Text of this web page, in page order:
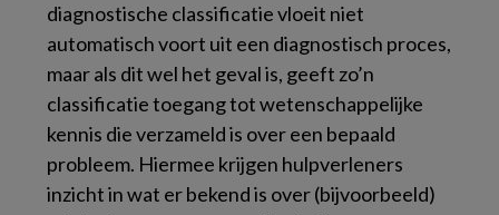
diagnostische classificatie vloeit niet
automatisch voort uit een diagnostisch proces,
maar als dit wel het geval is, geeft zo’n
classificatie toegang tot wetenschappelijke
kennis die verzameld is over een bepaald
probleem. Hiermee krijgen hulpverleners
inzicht in wat er bekend is over (bijvoorbeeld)